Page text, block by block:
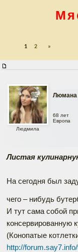
1 2 »
Люмана
Людмила
68 лет
Европа
Листая
На сегодня был
чего – нибудь
И тут сама собой
консервированную
(Конопатые
http://